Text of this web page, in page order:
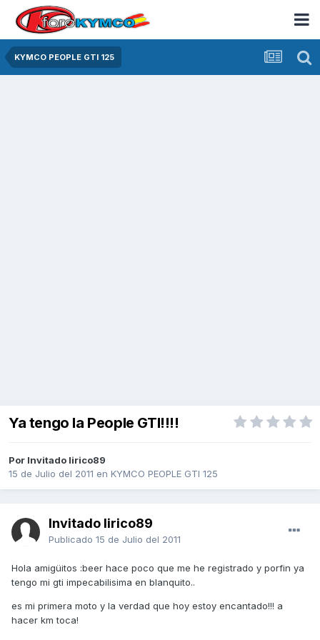
KYMCO PEOPLE GTI 125
Ya tengo la People GTI!!!!
Por Invitado lirico89
15 de Julio del 2011 en KYMCO PEOPLE GTI 125
Invitado lirico89
Publicado 15 de Julio del 2011
Hola amigüitos :beer hace poco que me he registrado y porfin ya
tengo mi gti impecabilisima en blanquito..
es mi primera moto y la verdad que hoy estoy encantado!!! a
hacer km toca!